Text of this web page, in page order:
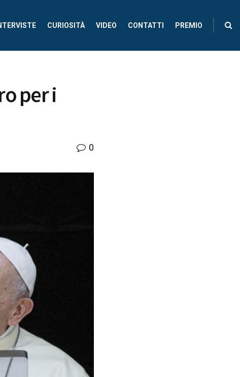
CURIOSITÀ VIDEO CONTATTI PREMIO
per i
0